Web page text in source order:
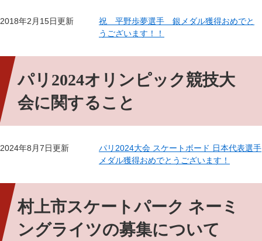
2018年2月15日更新
祝 平野歩夢選手 銀メダル獲得おめでと
うございます！！
パリ2024オリンピック競技大
会に関すること
2024年8月7日更新
パリ2024大会 スケートボード 日本代表選手
メダル獲得おめでとうございます！
村上市スケートパーク ネーミ
ングライツの募集について